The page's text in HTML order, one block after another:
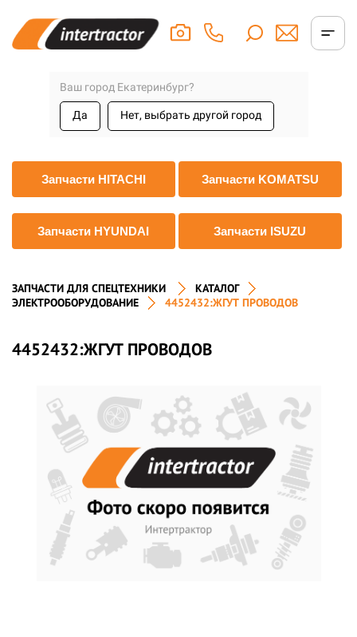
Ваш город Екатеринбург?
Да Нет, выбрать другой город
Запчасти HITACHI Запчасти KOMATSU
Запчасти HYUNDAI Запчасти ISUZU
ЗАПЧАСТИ ДЛЯ СПЕЦТЕХНИКИ
КАТАЛОГ
ЭЛЕКТРООБОРУДОВАНИЕ
4452432:ЖГУТ ПРОВОДОВ
4452432:ЖГУТ ПРОВОДОВ